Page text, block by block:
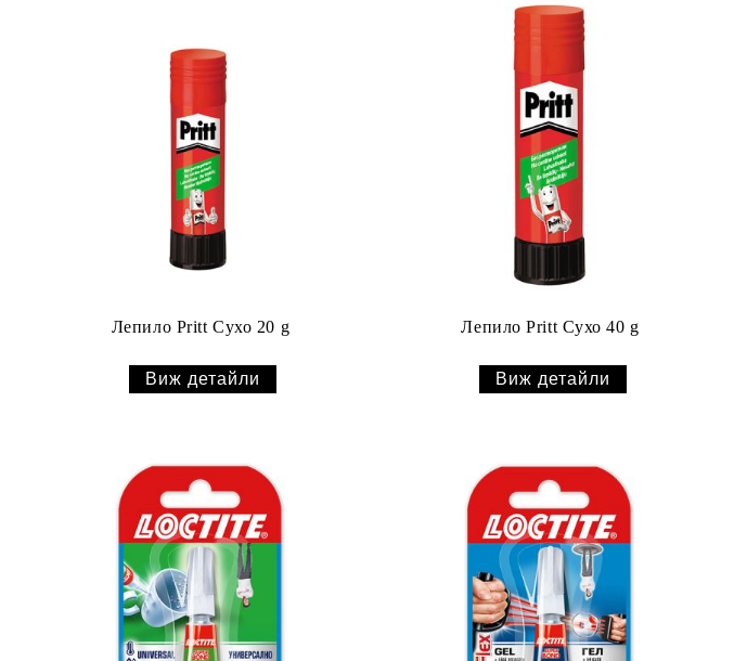
Лепило Pritt Сухо 20 g
Виж детайли
Лепило Pritt Сухо 40 g
Виж детайли